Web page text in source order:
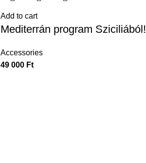
Add to cart
Mediterrán program Sziciliából!
Accessories
49 000 Ft